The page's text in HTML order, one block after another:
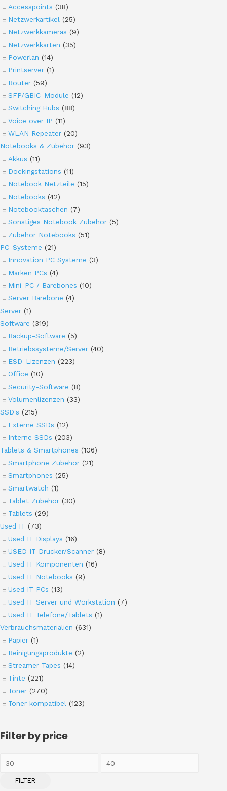
Accesspoints (38)
Netzwerkartikel (25)
Netzwerkkameras (9)
Netzwerkkarten (35)
Powerlan (14)
Printserver (1)
Router (59)
SFP/GBIC-Module (12)
Switching Hubs (88)
Voice over IP (11)
WLAN Repeater (20)
Notebooks & Zubehör (93)
Akkus (11)
Dockingstations (11)
Notebook Netzteile (15)
Notebooks (42)
Notebooktaschen (7)
Sonstiges Notebook Zubehör (5)
Zubehör Notebooks (51)
PC-Systeme (21)
Innovation PC Systeme (3)
Marken PCs (4)
Mini-PC / Barebones (10)
Server Barebone (4)
Server (1)
Software (319)
Backup-Software (5)
Betriebssysteme/Server (40)
ESD-Lizenzen (223)
Office (10)
Security-Software (8)
Volumenlizenzen (33)
SSD's (215)
Externe SSDs (12)
Interne SSDs (203)
Tablets & Smartphones (106)
Smartphone Zubehör (21)
Smartphones (25)
Smartwatch (1)
Tablet Zubehör (30)
Tablets (29)
Used IT (73)
Used IT Displays (16)
USED IT Drucker/Scanner (8)
Used IT Komponenten (16)
Used IT Notebooks (9)
Used IT PCs (13)
Used IT Server und Workstation (7)
Used IT Telefone/Tablets (1)
Verbrauchsmaterialien (631)
Papier (1)
Reinigungsprodukte (2)
Streamer-Tapes (14)
Tinte (221)
Toner (270)
Toner kompatibel (123)
Filter by price
FILTER